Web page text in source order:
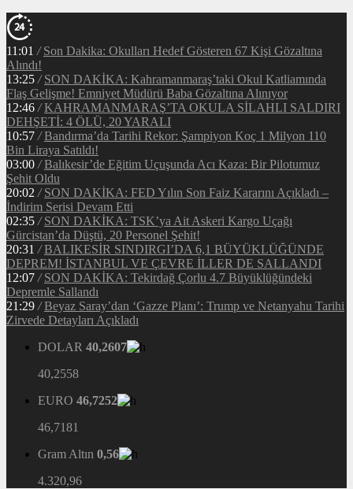
11:01 / Son Dakika: Okulları Hedef Gösteren 67 Kişi Gözaltına
Alındı!
13:25 / SON DAKİKA: Kahramanmaraş’taki Okul Katliamında
Flaş Gelişme! Emniyet Müdürü Baba Gözaltına Alınıyor
12:46 / KAHRAMANMARAŞ’TA OKULA SİLAHLI SALDIRI
DEHŞETİ: 4 ÖLÜ, 20 YARALI
10:57 / Bandırma’da Tarihi Rekor: Şampiyon Koç 1 Milyon 110
Bin Liraya Satıldı!
03:00 / Balıkesir’de Eğitim Uçuşunda Acı Kaza: Bir Pilotumuz
Şehit Oldu
20:02 / SON DAKİKA: FED Yılın Son Faiz Kararını Açıkladı –
İndirim Serisi Devam Etti
02:35 / SON DAKİKA: TSK’ya Ait Askeri Kargo Uçağı
Gürcistan’da Düştü, 20 Personel Şehit!
20:31 / BALIKESİR SINDIRGI’DA 6,1 BÜYÜKLÜĞÜNDE
DEPREM! İSTANBUL VE ÇEVRE İLLER DE SALLANDI
12:07 / SON DAKİKA: Tekirdağ Çorlu 4.7 Büyüklüğündeki
Depremle Sallandı
21:29 / Beyaz Saray’dan ‘Gazze Planı’: Trump ve Netanyahu Tarihi
Zirvede Detayları Açıkladı
DOLAR 40,2607
40,2558
EURO 46,7252
46,7181
Gram Altın 0,56
4.320,96